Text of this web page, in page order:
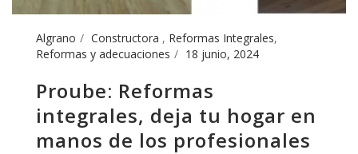
Algrano Constructora , Reformas Integrales,
Reformas y adecuaciones
18 junio, 2024
Proube: Reformas
integrales, deja tu hogar en
manos de los profesionales